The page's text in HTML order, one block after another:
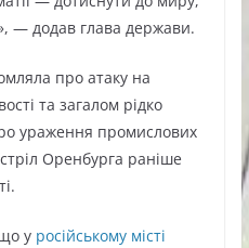
— додав глава держави.
про атаку на
та загалом рідко
ураження промислових
Оренбурга раніше
у російському місті